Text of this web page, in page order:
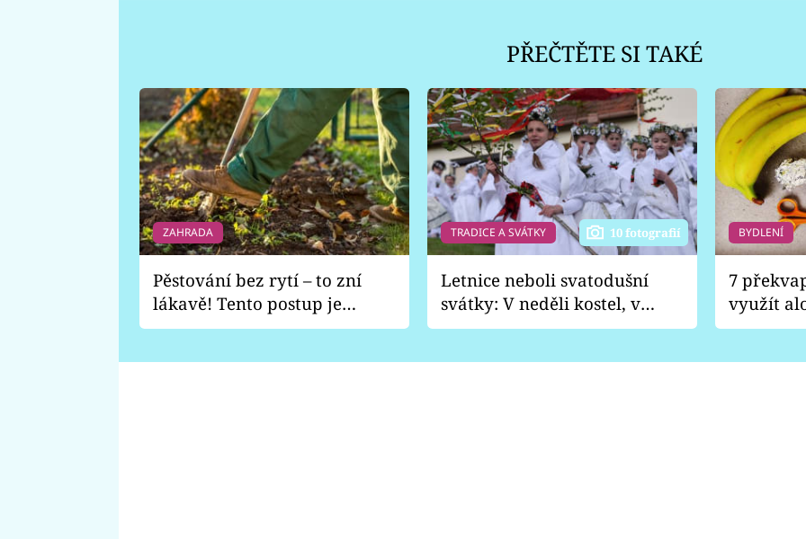
PŘEČTĚTE SI TAKÉ
ZAHRADA
Pěstování bez rytí – to zní
lákavě! Tento postup je
vhodný jen pro některé
TRADICE A SVÁTKY 10 fotografií
Letnice neboli svatodušní
svátky: V neděli kostel, v
pondělí zábava
BYDLENÍ
7
využít